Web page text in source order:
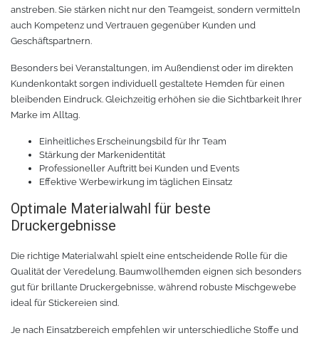
anstreben. Sie stärken nicht nur den Teamgeist, sondern vermitteln
auch Kompetenz und Vertrauen gegenüber Kunden und
Geschäftspartnern.
Besonders bei Veranstaltungen, im Außendienst oder im direkten
Kundenkontakt sorgen individuell gestaltete Hemden für einen
bleibenden Eindruck. Gleichzeitig erhöhen sie die Sichtbarkeit Ihrer
Marke im Alltag.
Einheitliches Erscheinungsbild für Ihr Team
Stärkung der Markenidentität
Professioneller Auftritt bei Kunden und Events
Effektive Werbewirkung im täglichen Einsatz
Optimale Materialwahl für beste
Druckergebnisse
Die richtige Materialwahl spielt eine entscheidende Rolle für die
Qualität der Veredelung. Baumwollhemden eignen sich besonders
gut für brillante Druckergebnisse, während robuste Mischgewebe
ideal für Stickereien sind.
Je nach Einsatzbereich empfehlen wir unterschiedliche Stoffe und